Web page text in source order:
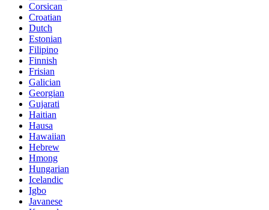
Corsican
Croatian
Dutch
Estonian
Filipino
Finnish
Frisian
Galician
Georgian
Gujarati
Haitian
Hausa
Hawaiian
Hebrew
Hmong
Hungarian
Icelandic
Igbo
Javanese